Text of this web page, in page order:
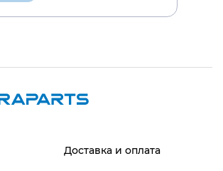
Доставка и оплата